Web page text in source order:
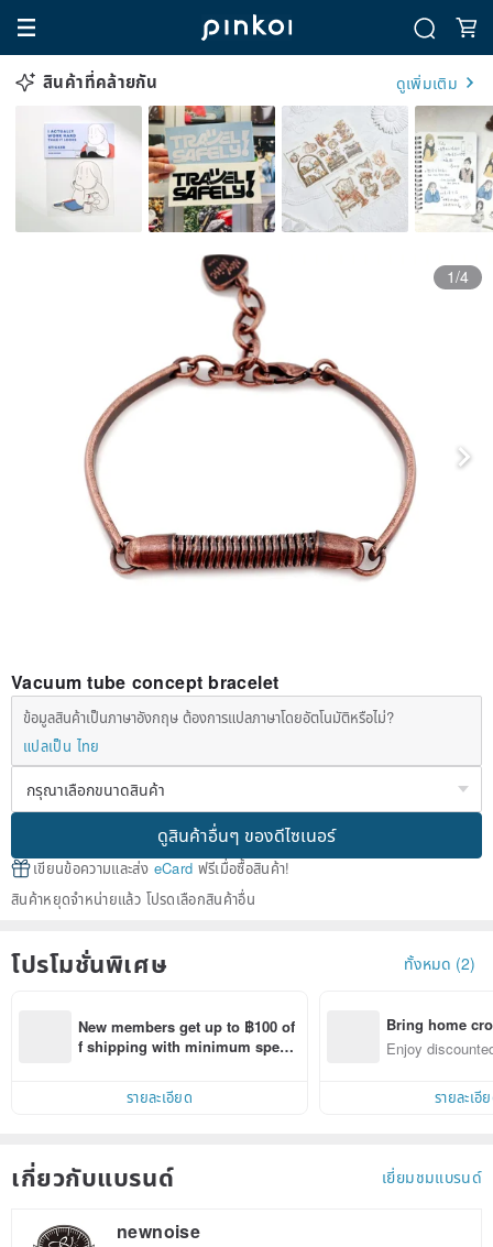
สินค้าที่คล้ายกัน ดูเพิ่มเติม
1/4
Vacuum tube concept bracelet
ข้อมูลสินค้าเป็นภาษาอังกฤษ ต้องการแปลภาษาโดยอัตโนมัติหรือไม่?
แปลเป็น ไทย
ดูสินค้าอื่นๆ ของดีไซเนอร์
เขียนข้อความและส่ง eCard ฟรีเมื่อซื้อสินค้า!
สินค้าหยุดจำหน่ายแล้ว โปรดเลือกสินค้าอื่น
โปรโมชั่นพิเศษ ทั้งหมด (2)
New members get up to ฿100 of
f shipping with minimum spen
within 7 days!
รายละเอียด
Bring home
n with ease
Enjoy
รายละเอี
เกี่ยวกับแบรนด์ เยี่ยมชมแบรนด์
newnoise